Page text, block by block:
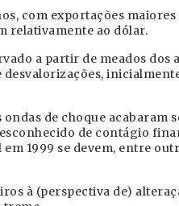
com exportações
relativamente ao dólar.
a partir de meados dos
de choque acabaram
de contágio
1999 se devem, entre
à (perspectiva de)